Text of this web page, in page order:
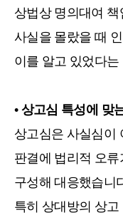
상법상 명의대여
사실을 몰랐을 때
이를 알고 있었다
• 상고심 특성에 맞
상고심은 사실심이
판결에 법리적 오
구성해 대응했습니
특히 상대방의 상